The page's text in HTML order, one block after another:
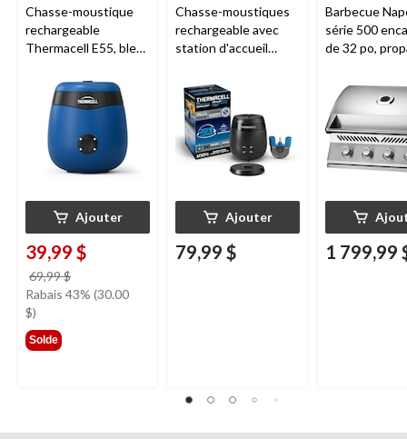
Chasse-moustique
rechargeable
Thermacell E55, bleu
Ajouter
39,99 $
69,99 $
était
Rabais 43% (30.00
$)
Solde
Chasse-moustiques
rechargeable avec
station d'accueil
charbon
Ajouter
79,99 $
Barbecue
série 500
de 32 po,
1 799,99